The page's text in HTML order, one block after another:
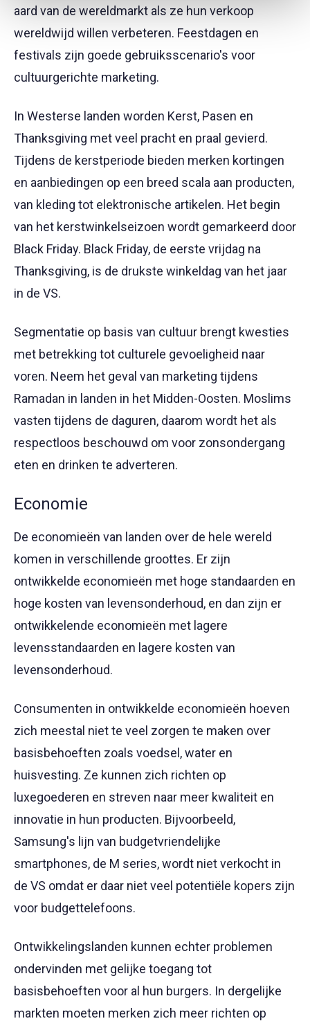
aard van de wereldmarkt als ze hun verkoop
wereldwijd willen verbeteren. Feestdagen en
festivals zijn goede gebruiksscenario's voor
cultuurgerichte marketing.
In Westerse landen worden Kerst, Pasen en
Thanksgiving met veel pracht en praal gevierd.
Tijdens de kerstperiode bieden merken kortingen
en aanbiedingen op een breed scala aan producten,
van kleding tot elektronische artikelen. Het begin
van het kerstwinkelseizoen wordt gemarkeerd door
Black Friday. Black Friday, de eerste vrijdag na
Thanksgiving, is de drukste winkeldag van het jaar
in de VS.
Segmentatie op basis van cultuur brengt kwesties
met betrekking tot culturele gevoeligheid naar
voren. Neem het geval van marketing tijdens
Ramadan in landen in het Midden-Oosten. Moslims
vasten tijdens de daguren, daarom wordt het als
respectloos beschouwd om voor zonsondergang
eten en drinken te adverteren.
Economie
De economieën van landen over de hele wereld
komen in verschillende groottes. Er zijn
ontwikkelde economieën met hoge standaarden en
hoge kosten van levensonderhoud, en dan zijn er
ontwikkelende economieën met lagere
levensstandaarden en lagere kosten van
levensonderhoud.
Consumenten in ontwikkelde economieën hoeven
zich meestal niet te veel zorgen te maken over
basisbehoeften zoals voedsel, water en
huisvesting. Ze kunnen zich richten op
luxegoederen en streven naar meer kwaliteit en
innovatie in hun producten. Bijvoorbeeld,
Samsung's lijn van budgetvriendelijke
smartphones, de M series, wordt niet verkocht in
de VS omdat er daar niet veel potentiële kopers zijn
voor budgettelefoons.
Ontwikkelingslanden kunnen echter problemen
ondervinden met gelijke toegang tot
basisbehoeften voor al hun burgers. In dergelijke
markten moeten merken zich meer richten op